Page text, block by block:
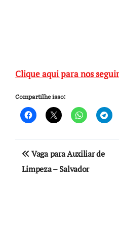
Clique aqui para nos
Compartilhe isso:
Navegação
de
Vaga para Auxiliar de
Limpeza – Salvador